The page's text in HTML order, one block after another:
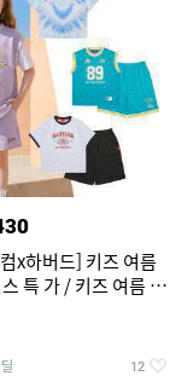
x하버드] 키즈 여름
특 가 / 키즈 여름 수
12